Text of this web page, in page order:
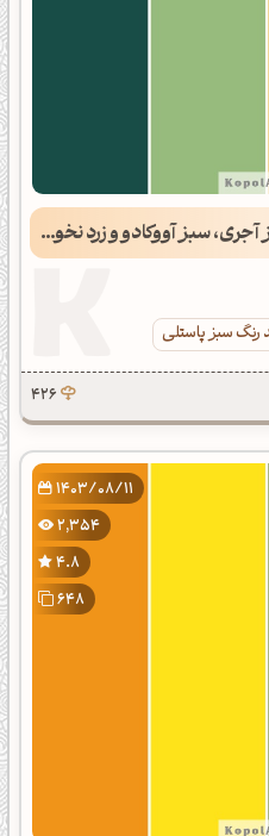
سبز آووکادو و زرد نخودی
رنگ سبز پاستلی
426
1403/08/11
2,354
4.8
648